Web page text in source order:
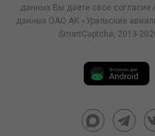
данных Вы даете свое согласие
данных ОАО АК «Уральские
SmartCaptcha, 2013-